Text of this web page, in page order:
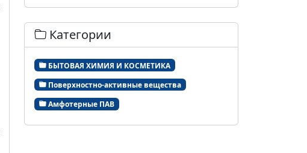
Категории
БЫТОВАЯ ХИМИЯ И КОСМЕТИКА
Поверхностно-активные вещества
Амфотерные ПАВ